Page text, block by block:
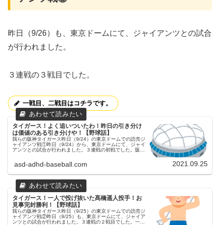
昨日（9/26）も、東京ドームにて、ジャイアンツとの試合
が行われました。
３連戦の３戦目でした。
一戦目、二戦目はコチラです。
タイガース！よく追いついたわ！昨日の引き分け
は価値のある引き分けや！【野球話】
我らの阪神タイガース昨日（9/24）の東京ドームでの読売ジ
ャイアンツ戦①昨日（9/24）から、東京ドームにて、ジャイ
アンツとの試合が行われました。３連戦の初戦でした。阪神
は、首の寝違いで...
asd-adhd-baseball.com 2021.09.25
タイガース！一人で投げ抜いた髙橋遥人投手！お
見事完封勝利！【野球話】
我らの阪神タイガース昨日（9/25）の東京ドームでの読売ジ
ャイアンツ戦②昨日（9/25）も、東京ドームにて、ジャイア
ンツとの試合が行われました。３連戦の２戦目でした。一戦